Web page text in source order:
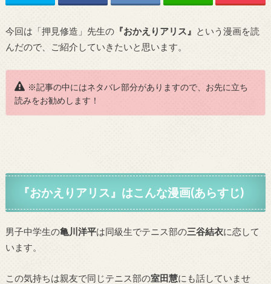
今回は「押見修造」先生の『おかえりアリス』 という漫画を読
んだので、ご紹介していきたいと思います。
※記事の中にはネタバレ部分がありますので、お先に立ち
読みをお勧めします！
『おかえりアリス』はこんな漫画(あらすじ)
男子中学生の亀川洋平は同級生でテニス部の三谷結衣に恋して
います。
この気持ちは親友で同じテニス部の室田慧にも話していませ